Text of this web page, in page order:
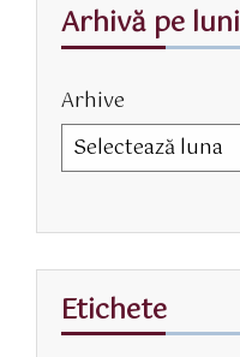
Arhivă pe luni
Arhive
Etichete